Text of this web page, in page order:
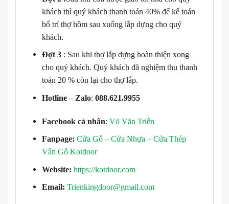
khách thì quý khách thanh toán 40% để kế toán
bố trí thợ hôm sau xuống lắp dựng cho quý
khách.
Đợt 3: Sau khi thợ lắp dựng hoàn thiện xong
cho quý khách. Quý khách đã nghiệm thu thanh
toán 20 % còn lại cho thợ lắp.
Hotline – Zalo: 088.621.9955
Facebook cá nhân: Võ Văn Triển
Fanpage: Cửa Gỗ – Cửa Nhựa – Cửa Thép
Vân Gỗ Kotdoor
Website: https://kotdoor.com
Email: Trienkingdoor@gmail.com